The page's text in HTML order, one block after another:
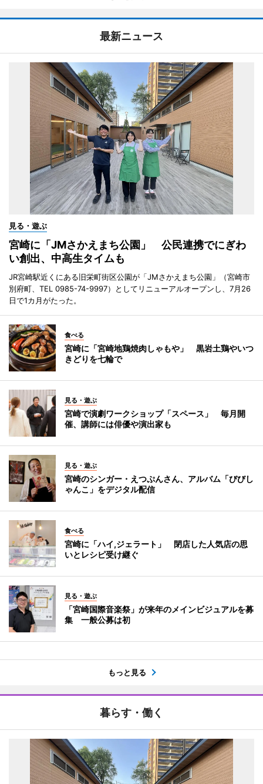
最新ニュース
見る・遊ぶ
宮崎に「JMさかえまち公園」 公民連携でにぎわ
い創出、中高生タイムも
JR宮崎駅近くにある旧栄町街区公園が「JMさかえまち公園」（宮崎市
別府町、TEL 0985-74-9997）としてリニューアルオープンし、7月26
日で1カ月がたった。
食べる
宮崎に「宮崎地鶏焼肉しゃもや」 黒岩土鶏やいつ
きどりを七輪で
見る・遊ぶ
宮崎で演劇ワークショップ「スペース」 毎月開
催、講師には俳優や演出家も
見る・遊ぶ
宮崎のシンガー・えつぷんさん、アルバム「びびし
ゃんこ」をデジタル配信
食べる
宮崎に「ハイ,ジェラート」 閉店した人気店の思
いとレシピ受け継ぐ
見る・遊ぶ
「宮崎国際音楽祭」が来年のメインビジュアルを募
集 一般公募は初
もっと見る
暮らす・働く